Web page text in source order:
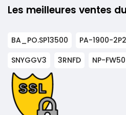
Les meilleures ventes
BA_PO.SP13500 PA-1900-2P2
SNYGGV3
3RNFD NP-FW50